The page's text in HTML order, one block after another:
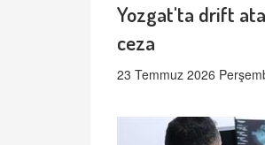
Yozgat'ta drift
ceza
23 Temmuz 2026